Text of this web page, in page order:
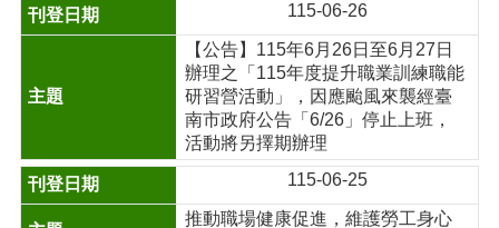
115-06-26
【公告】115年6月26日至6月27日
辦理之「115年度提升職業訓練職能
研習營活動」，因應颱風來襲經臺
南市政府公告「6/26」停止上班，
活動將另擇期辦理
115-06-25
推動職場健康促進，維護勞工身心